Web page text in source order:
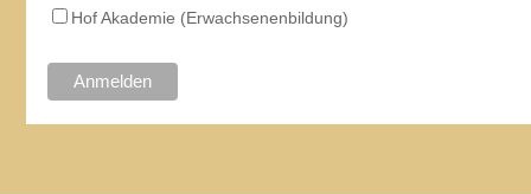
Hof Akademie (Erwachsenenbildung)